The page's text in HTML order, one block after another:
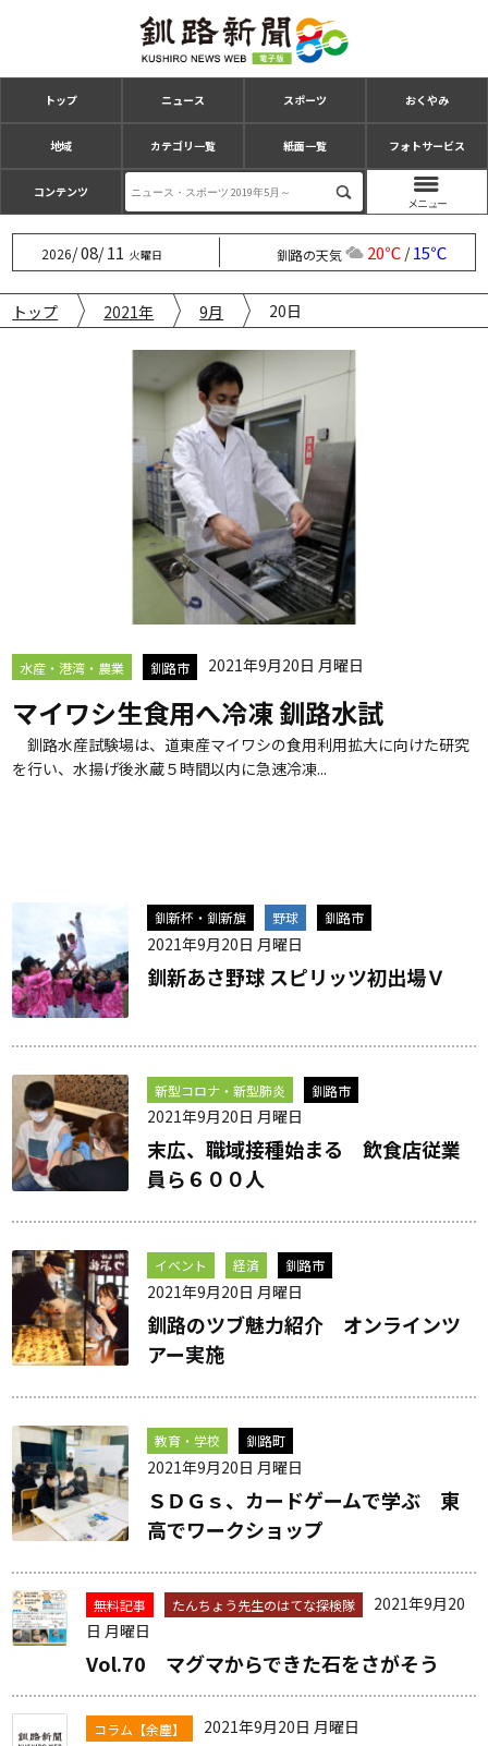
トップ ニュース スポーツ おくやみ
地域 カテゴリ一覧 紙面一覧 フォトサービス
コンテンツ
2026/08/11 火曜日 釧路の天気 20℃/15℃
トップ 2021年 9月 20日
水産・港湾・農業 釧路市 2021年9月20日 月曜日
マイワシ生食用へ冷凍 釧路水試
釧路水産試験場は、道東産マイワシの食用利用拡大に向けた研究
を行い、水揚げ後氷蔵５時間以内に急速冷凍...
釧新杯・釧新旗 野球 釧路市
2021年9月20日 月曜日
釧新あさ野球 スピリッツ初出場Ｖ
新型コロナ・新型肺炎 釧路市
2021年9月20日 月曜日
末広、職域接種始まる 飲食店従業
員ら６００人
イベント 経済 釧路市
2021年9月20日 月曜日
釧路のツブ魅力紹介 オンラインツ
アー実施
教育・学校 釧路町
2021年9月20日 月曜日
ＳＤＧｓ、カードゲームで学ぶ 東
高でワークショップ
無料記事 たんちょう先生のはてな探検隊
2021年9月20
日 月曜日
Vol.70 マグマからできた石をさがそう
コラム【余塵】 2021年9月20日 月曜日